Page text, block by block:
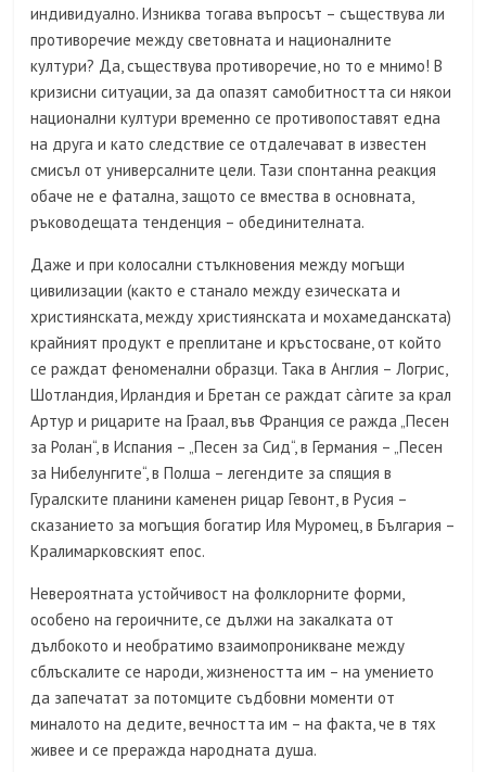
индивидуално. Изниква тогава въпросът – съществува ли
противоречие между световната и националните
култури? Да, съществува противоречие, но то е мнимо! В
кризисни ситуации, за да опазят самобитността си някои
национални култури временно се противопоставят една
на друга и като следствие се отдалечават в известен
смисъл от универсалните цели. Тази спонтанна реакция
обаче не е фатална, защото се вмества в основната,
ръководещата тенденция – обединителната.
Даже и при колосални стълкновения между могъщи
цивилизации (както е станало между езическата и
християнската, между християнската и мохамеданската)
крайният продукт е преплитане и кръстосване, от който
се раждат феноменални образци. Така в Англия – Логрис,
Шотландия, Ирландия и Бретан се раждат сàгите за крал
Артур и рицарите на Граал, във Франция се ражда „Песен
за Ролан“, в Испания – „Песен за Сид“, в Германия – „Песен
за Нибелунгите“, в Полша – легендите за спящия в
Гуралските планини каменен рицар Гевонт, в Русия –
сказанието за могъщия богатир Иля Муромец, в България –
Кралимарковският епос.
Невероятната устойчивост на фолклорните форми,
особено на героичните, се дължи на закалката от
дълбокото и необратимо взаимопроникване между
сблъскалите се народи, жизнеността им – на умението
да запечатат за потомците съдбовни моменти от
миналото на дедите, вечността им – на факта, че в тях
живее и се преражда народната душа.